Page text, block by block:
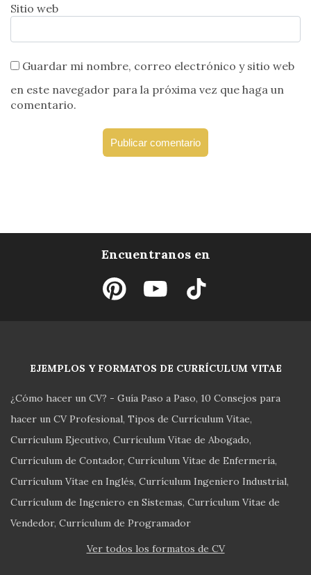
Sitio web
Guardar mi nombre, correo electrónico y sitio web
en este navegador para la próxima vez que haga un
comentario.
Encuentranos en
EJEMPLOS Y FORMATOS DE CURRÍCULUM VITAE
¿Cómo hacer un CV? - Guía Paso a Paso 10 Consejos para
hacer un CV Profesional Tipos de Currículum Vitae
Currículum Ejecutivo Currículum Vitae de Abogado
Currículum de Contador Currículum Vitae de Enfermería
Currículum Vitae en Inglés Currículum Ingeniero Industrial
Currículum de Ingeniero en Sistemas Currículum Vitae de
Vendedor Currículum de Programador
Ver todos los formatos de CV